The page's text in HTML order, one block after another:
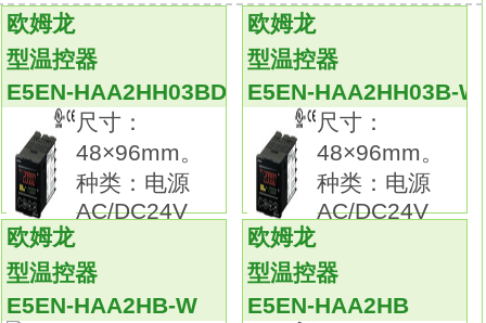
名称：带护套型热电偶。
温度范围：0～＋900℃
E5EN-HAA2HHBFMD-
500
元件种类：K（CA）J（IC）。
方式：非接地型。
等级：2级（0.75级）。
保护材质：ASTM316L。
端子形状：端子内置型。
记记载页：13。
品种丰富的高精度温度传感器系列。
在以往的M3螺钉对应品的基础上，
欧姆龙
型温控器
E5EN-HAA2HH03BD-FLK
尺寸：
48×96mm。
种类：电源
AC/DC24V
欧姆龙
型温控器
E5EN-HAA2HH03B-
尺寸：
48×96mm。
种类：电源
AC/DC24V
欧姆龙
型温控器
E5EN-HAA2HB-W
欧姆龙
型温控器
E5EN-HAA2HB